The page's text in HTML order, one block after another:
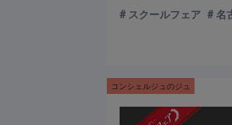
スクールフェア 名
コンシェルジュのジュ